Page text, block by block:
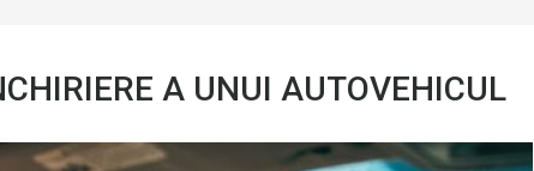
A UNUI AUTOVEHICUL